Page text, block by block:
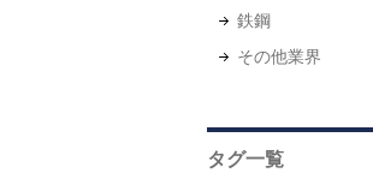
鉄鋼
その他業界
タグ一覧